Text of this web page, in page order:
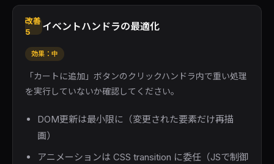
改善
5
イベントハンドラの最適化
効果：中
「カートに追加」ボタンのクリックハンドラ内で重い処理
を実行していないか確認してください。
DOM更新は最小限に（変更された要素だけ再描
画）
アニメーションは CSS transition に委任（JSで制御